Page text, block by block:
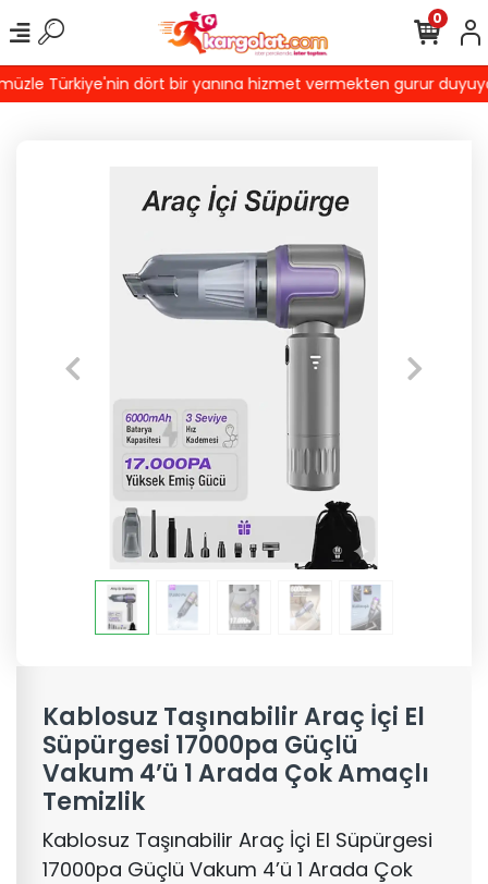
Türkiye'nin dört bir yanına hizmet vermekten gurur
0
Kablosuz Taşınabilir Araç İçi El
Süpürgesi 17000pa Güçlü
Vakum 4’ü 1 Arada Çok Amaçlı
Temizlik
Kablosuz Taşınabilir Araç İçi El Süpürgesi
17000pa Güçlü Vakum 4’ü 1 Arada Çok